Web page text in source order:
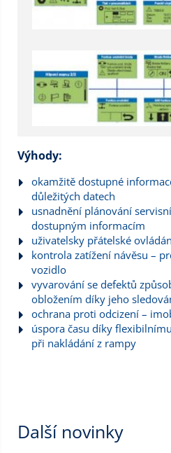
Výhody:
okamžitě dostupné
důležitých datech
usnadnění plánování
dostupným informacím
uživatelsky přátelské
kontrola zatížení návěsu –
vozidlo
vyvarování se defektů
obložením díky jeho
ochrana proti odcizení –
úspora času díky
při nakládání z rampy
Další novinky